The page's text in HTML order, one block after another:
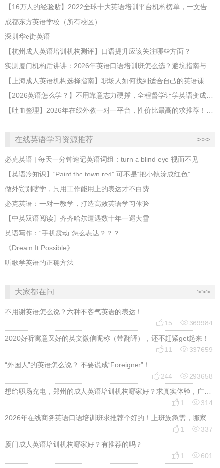
【16万人的经验贴】2022全球十大英语培训平台机构榜单，一文告诉你
成都东方英语学校（所有校区）
深圳华e街英语
【杭州成人英语培训机构测评】口语提升应该关注哪些方面？
实测厦门机构后讲讲：2026年英语口语培训班怎么选？避坑指南与高效学习新范式
【上海成人英语机构选择指南】职场人如何找到适合自己的英语课程？
【2026英语怎么学？】不用靠意志力硬撑，全程督学让学英语变成日常习惯
【吐血整理】2026年在线外教一对一平台，性价比最高的求推荐！哪家效果好？
在线英语学习资源推荐 >>>
必克英语 | 每天一分钟速记英语词组：turn a blind eye 视而不见
​【英语冷知识】“Paint the town red” 可不是“把小镇涂成红色”
做外贸别瞎学，只用工作能用上的表达才不白费
必克英语：一对一教学，打造高效英语学习体验
【中英双语阅读】齐齐哈尔遭遇数十年一遇大雪
英语写作：“手机震动”怎么表达？？？
《Dream It Possible》
听歌学英语的正确方法
大家都在问 >>>
不用谢英语怎么说？六种不客气英语的表达！
 15 369984
2020好听寓意又好的英文微信昵称（带翻译），还不赶紧get起来！
 11 337659
“外国人”的英语怎么说？ 不要说成“Foreigner”！
 244 293658
想给职场充电，郑州的成人英语培训机构哪家好？求真实体验，广告勿扰，感谢！
 1 314
2026年在线商务英语口语培训班求推荐个好的！上班族急需，哪家好？
 1 337
厦门成人英语培训机构哪家好？有推荐的吗？
 1 601